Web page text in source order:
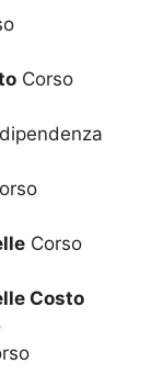
Corso
Corso
Costo